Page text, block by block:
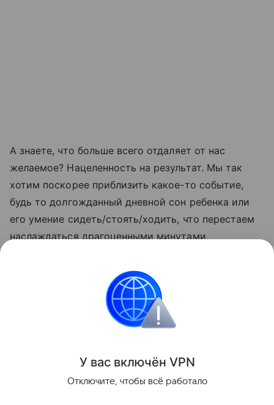
А знаете, что больше всего отдаляет от нас
желаемое? Нацеленность на результат. Мы так
хотим поскорее приблизить какое-то событие,
будь то долгожданный дневной сон ребенка или
его умение сидеть/стоять/ходить, что перестаем
наслаждаться драгоценными минутами,
как можно чаще расслабляйтесь, реже смотрите
на часы, ищите во всем хорошую сторону и
мыслите позитивно.
Поделиться
У вас включён VPN
Отключите, чтобы всё работало